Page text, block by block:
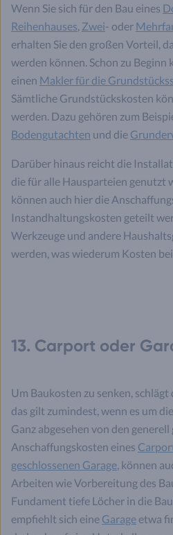
Wenn Sie sich für den Bau eines
Reihenhauses Zwei- oder
erhalten Sie den großen Vorteil,
werden können. Schon zu Beginn
einen Makler für die
Sämtliche Grundstückskosten
werden. Dazu gehören zum
Bodengutachten und die
Darüber hinaus reicht die
die für alle Hausparteien genutzt
können auch hier die
Instandhaltungskosten geteilt
Werkzeuge und andere
werden, was wiederum Kosten
13. Carport oder
Um Baukosten zu senken,
das gilt zumindest, wenn es um
Ganz abgesehen von den
Anschaffungskosten eines
geschlossenen Garage , können
Arbeiten wie Vorbereitung des
Fundament tiefe Löcher in die
empfiehlt sich eine Garage etwa